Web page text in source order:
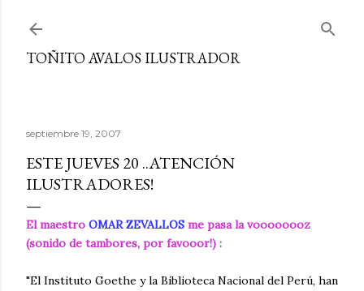
TOÑITO AVALOS ILUSTRADOR
septiembre 19, 2007
ESTE JUEVES 20 ..ATENCIÓN
ILUSTRADORES!
El maestro OMAR ZEVALLOS me pasa la voooooooz
(sonido de tambores, por favooor!) :
"El Instituto Goethe y la Biblioteca Nacional del Perú, han